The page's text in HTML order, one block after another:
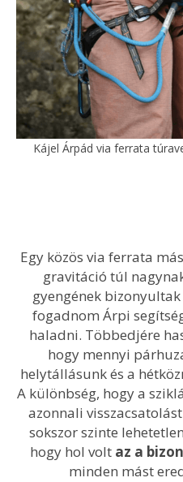
Kájel Árpád via ferrata
Egy közös via ferrata
gravitáció túl
gyengének
fogadnom Árpi
haladni. Többedjére
hogy mennyi
helytállásunk és a
A különbség, hogy a
azonnali
sokszor szinte
hogy hol volt az a
minden mást